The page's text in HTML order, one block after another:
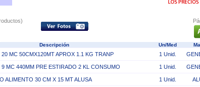
Descripción Un/Med
20 MC 50CMX120MT APROX 1.1 KG TRANP 1 Unid.
9 MC 440MM PRE ESTIRADO 2 KL CONSUMO 1 Unid.
ALIMENTO 30 CM X 15 MT ALUSA 1 Unid.